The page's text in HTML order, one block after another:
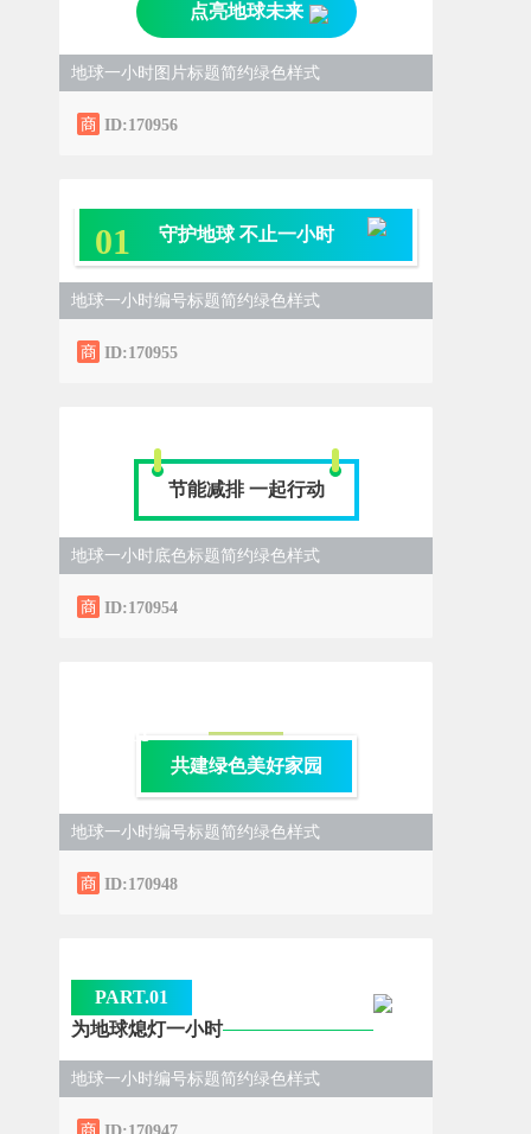
点亮地球未来
地球一小时图片标题简约绿色样式
ID:170956
01 守护地球 不止一小时
地球一小时编号标题简约绿色样式
ID:170955
节能减排 一起行动
地球一小时底色标题简约绿色样式
ID:170954
共建绿色美好家园
地球一小时编号标题简约绿色样式
ID:170948
PART.01
为地球熄灯一小时
地球一小时编号标题简约绿色样式